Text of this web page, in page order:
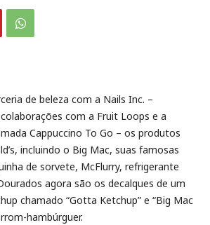
de beleza com a Nails Inc. –
com a Fruit Loops e a
Cappuccino To Go – os produtos
incluindo o Big Mac, suas famosas
de sorvete, McFlurry, refrigerante
agora são os decalques de um
chamado “Gotta Ketchup” e “Big Mac
hambúrguer.